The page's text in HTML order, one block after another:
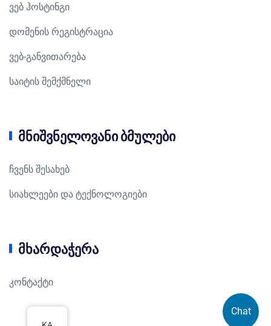
ვებ ჰოსტინგი
დომენის რეგისტრაცია
ვებ-განვითარება
საიტის შემქმნელი
მნიშვნელოვანი ბმულები
ჩვენს შესახებ
სიახლეები და ტექნოლოგიები
მხარდაჭერა
კონტაქტი
Chat